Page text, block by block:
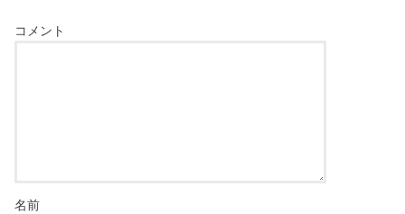
コメント
名前